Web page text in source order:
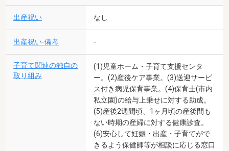
出産祝い なし
出産祝い-備考 -
子育て関連の独自の
取り組み
(1)児童ホーム・子育て支援センタ
ー。(2)産後ケア事業。(3)送迎サービ
ス付き病児保育事業。(4)保育士(市内
私立園)の給与上乗せに対する助成。
(5)産後2週間頃、1ヶ月頃の産後間も
ない時期の産婦に対する健康診査。
(6)安心して妊娠・出産・子育てがで
きるよう保健師等が相談に応じる窓口